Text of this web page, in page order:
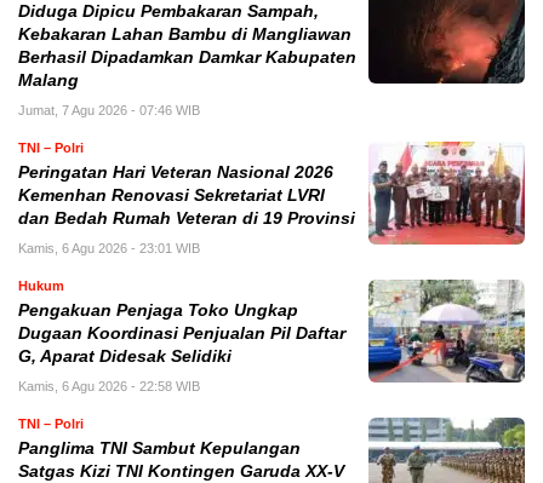
Diduga Dipicu Pembakaran Sampah,
Kebakaran Lahan Bambu di Mangliawan
Berhasil Dipadamkan Damkar Kabupaten
Malang
Jumat, 7 Agu 2026 - 07:46 WIB
TNI – Polri
Peringatan Hari Veteran Nasional 2026
Kemenhan Renovasi Sekretariat LVRI
dan Bedah Rumah Veteran di 19 Provinsi
Kamis, 6 Agu 2026 - 23:01 WIB
Hukum
Pengakuan Penjaga Toko Ungkap
Dugaan Koordinasi Penjualan Pil Daftar
G, Aparat Didesak Selidiki
Kamis, 6 Agu 2026 - 22:58 WIB
TNI – Polri
Panglima TNI Sambut Kepulangan
Satgas Kizi TNI Kontingen Garuda XX-V